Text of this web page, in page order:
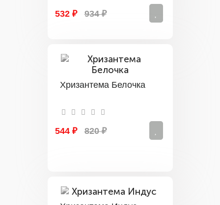
532 ₽
934 ₽
Хризантема Белочка
544 ₽ 820 ₽